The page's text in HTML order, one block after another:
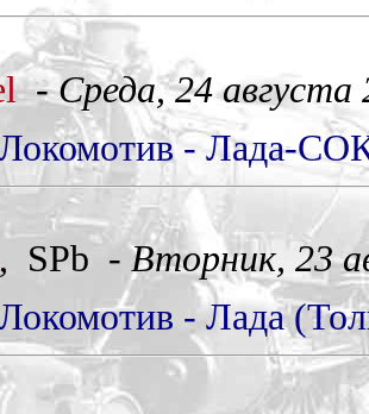
-Среда, 24 августа
- Лада-
, SPb -Вторник, 23
- Лада